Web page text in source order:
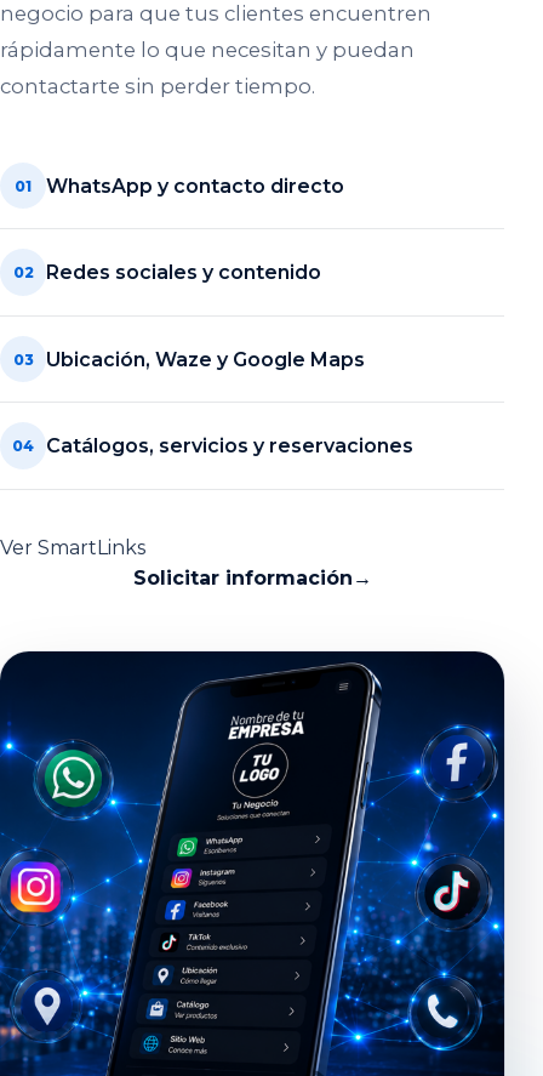
negocio para que tus clientes encuentren
rápidamente lo que necesitan y puedan
contactarte sin perder tiempo.
01 WhatsApp y contacto directo
02 Redes sociales y contenido
03 Ubicación, Waze y Google Maps
04 Catálogos, servicios y reservaciones
Ver SmartLinks
Solicitar información →